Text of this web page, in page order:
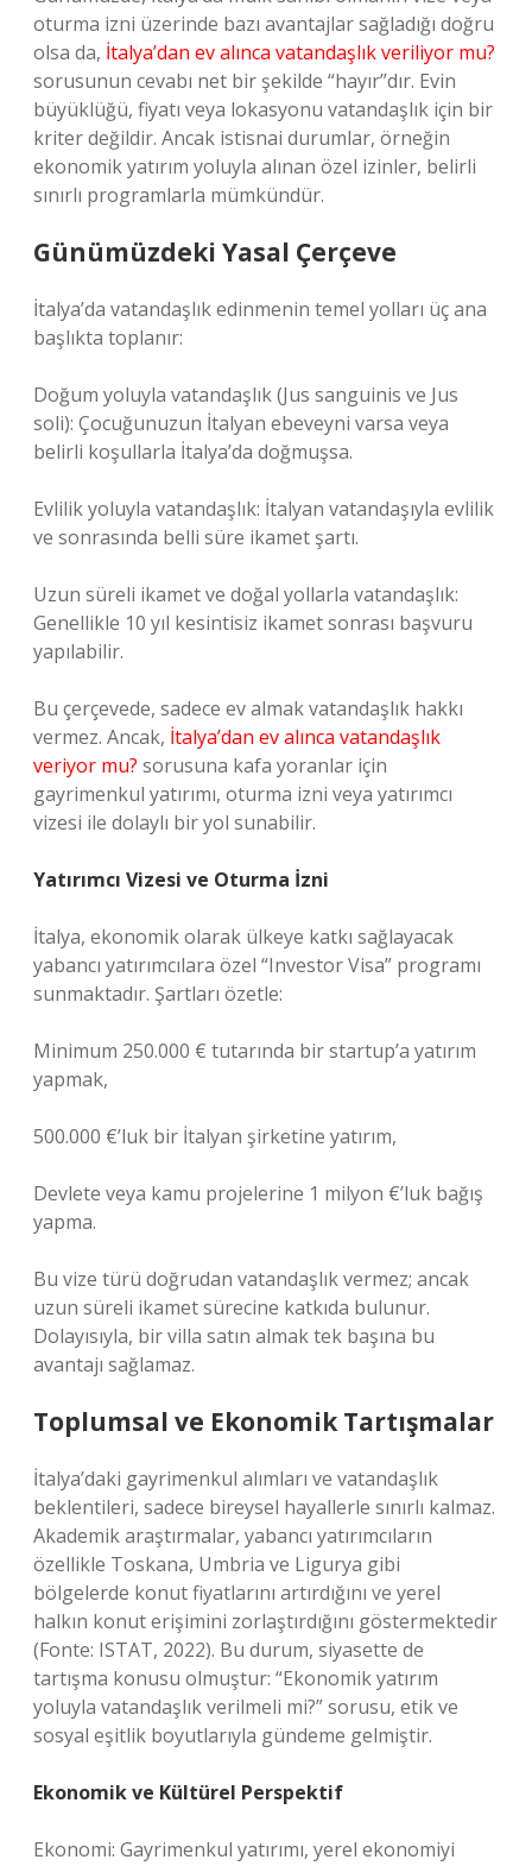
oturma izni üzerinde bazı avantajlar sağladığı doğru
olsa da, İtalya’dan ev alınca vatandaşlık veriliyor mu?
sorusunun cevabı net bir şekilde “hayır”dır. Evin
büyüklüğü, fiyatı veya lokasyonu vatandaşlık için bir
kriter değildir. Ancak istisnai durumlar, örneğin
ekonomik yatırım yoluyla alınan özel izinler, belirli
sınırlı programlarla mümkündür.
Günümüzdeki Yasal Çerçeve
İtalya’da vatandaşlık edinmenin temel yolları üç ana
başlıkta toplanır:
Doğum yoluyla vatandaşlık (Jus sanguinis ve Jus
soli): Çocuğunuzun İtalyan ebeveyni varsa veya
belirli koşullarla İtalya’da doğmuşsa.
Evlilik yoluyla vatandaşlık: İtalyan vatandaşıyla evlilik
ve sonrasında belli süre ikamet şartı.
Uzun süreli ikamet ve doğal yollarla vatandaşlık:
Genellikle 10 yıl kesintisiz ikamet sonrası başvuru
yapılabilir.
Bu çerçevede, sadece ev almak vatandaşlık hakkı
vermez. Ancak, İtalya’dan ev alınca vatandaşlık
veriyor mu? sorusuna kafa yoranlar için
gayrimenkul yatırımı, oturma izni veya yatırımcı
vizesi ile dolaylı bir yol sunabilir.
Yatırımcı Vizesi ve Oturma İzni
İtalya, ekonomik olarak ülkeye katkı sağlayacak
yabancı yatırımcılara özel “Investor Visa” programı
sunmaktadır. Şartları özetle:
Minimum 250.000 € tutarında bir startup’a yatırım
yapmak,
500.000 €’luk bir İtalyan şirketine yatırım,
Devlete veya kamu projelerine 1 milyon €’luk bağış
yapma.
Bu vize türü doğrudan vatandaşlık vermez; ancak
uzun süreli ikamet sürecine katkıda bulunur.
Dolayısıyla, bir villa satın almak tek başına bu
avantajı sağlamaz.
Toplumsal ve Ekonomik Tartışmalar
İtalya’daki gayrimenkul alımları ve vatandaşlık
beklentileri, sadece bireysel hayallerle sınırlı kalmaz.
Akademik araştırmalar, yabancı yatırımcıların
özellikle Toskana, Umbria ve Ligurya gibi
bölgelerde konut fiyatlarını artırdığını ve yerel
halkın konut erişimini zorlaştırdığını göstermektedir
(Fonte: ISTAT, 2022). Bu durum, siyasette de
tartışma konusu olmuştur: “Ekonomik yatırım
yoluyla vatandaşlık verilmeli mi?” sorusu, etik ve
sosyal eşitlik boyutlarıyla gündeme gelmiştir.
Ekonomik ve Kültürel Perspektif
Ekonomi: Gayrimenkul yatırımı, yerel ekonomiyi